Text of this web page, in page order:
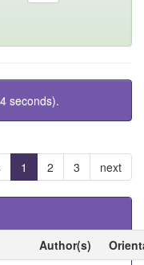
seconds).
1 2 3 next
Author(s)